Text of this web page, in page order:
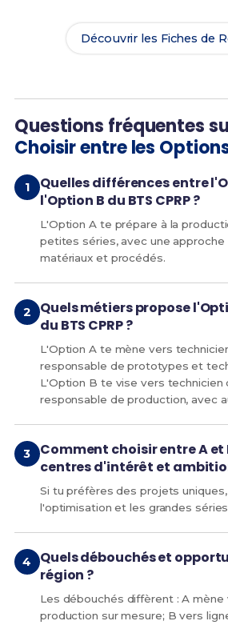
Découvrir les Fiches de
Questions fréquentes
Choisir entre les
Quelles différences entre
l'Option B du BTS CPRP ?
L'Option A te prépare à la
petites séries, avec une
matériaux et procédés.
Quels métiers propose
du BTS CPRP ?
L'Option A te mène vers
responsable de prototypes et
L'Option B te vise vers technicien
responsable de production, avec
Comment choisir entre A et
centres d'intérêt et
Si tu préfères des projets
l'optimisation et les grandes
Quels débouchés et
région ?
Les débouchés diffèrent : A
production sur mesure; B vers